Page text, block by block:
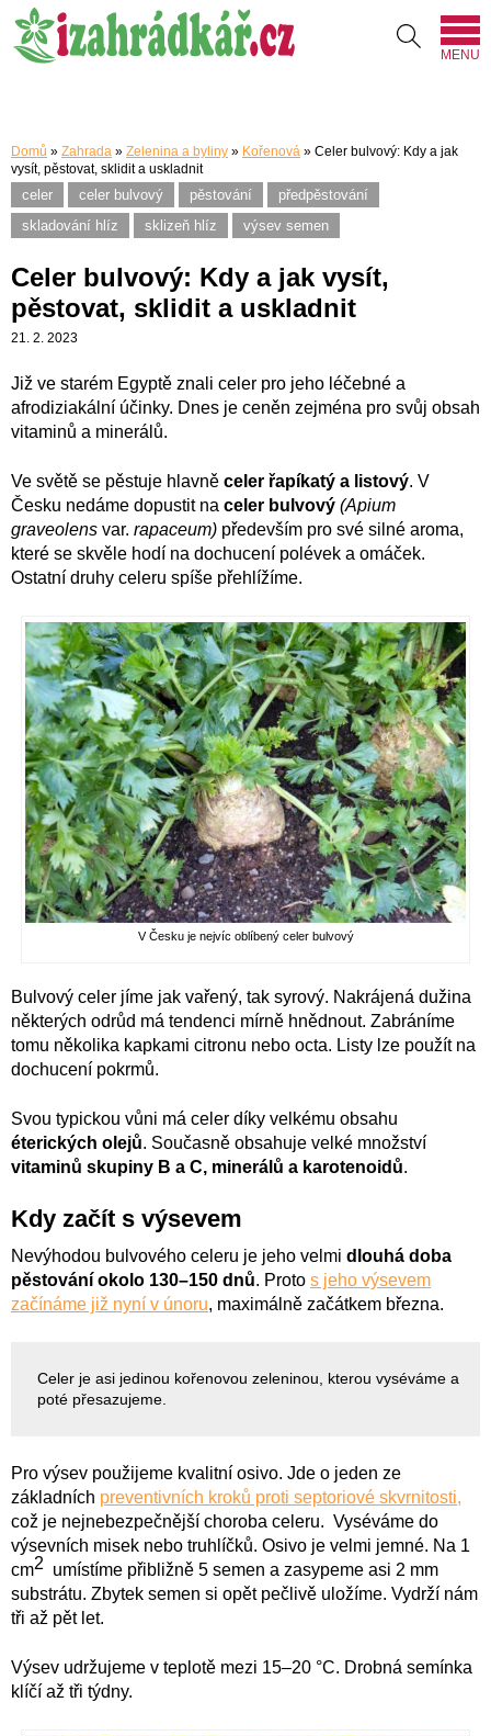
MENU
Domů » Zahrada » Zelenina a byliny » Kořenová » Celer bulvový: Kdy a jak
vysít, pěstovat, sklidit a uskladnit
celer celer bulvový pěstování
předpěstování
skladování hlíz
sklizeň hlíz výsev semen
Celer bulvový: Kdy a jak vysít,
pěstovat, sklidit a uskladnit
21. 2. 2023
Již ve starém Egyptě znali celer pro jeho léčebné a
afrodiziakální účinky. Dnes je ceněn zejména pro svůj obsah
vitaminů a minerálů.
Ve světě se pěstuje hlavně celer řapíkatý a listový. V
Česku nedáme dopustit na celer bulvový (Apium
graveolens var. rapaceum) především pro své silné aroma,
které se skvěle hodí na dochucení polévek a omáček.
Ostatní druhy celeru spíše přehlížíme.
V Česku je nejvíc oblíbený celer bulvový
Bulvový celer jíme jak vařený, tak syrový. Nakrájená dužina
některých odrůd má tendenci mírně hnědnout. Zabráníme
tomu několika kapkami citronu nebo octa. Listy lze použít na
dochucení pokrmů.
Svou typickou vůni má celer díky velkému obsahu
éterických olejů. Současně obsahuje velké množství
vitaminů skupiny B a C, minerálů a karotenoidů.
Kdy začít s výsevem
Nevýhodou bulvového celeru je jeho velmi dlouhá doba
pěstování okolo 130–150 dnů. Proto s jeho výsevem
začínáme již nyní v únoru, maximálně začátkem března.
Celer je asi jedinou kořenovou zeleninou, kterou vyséváme a
poté přesazujeme.
Pro výsev použijeme kvalitní osivo. Jde o jeden ze
základních preventivních kroků proti septoriové skvrnitosti,
což je nejnebezpečnější choroba celeru. Vyséváme do
výsevních misek nebo truhlíčků. Osivo je velmi jemné. Na 1
cm2 umístíme přibližně 5 semen a zasypeme asi 2 mm
substrátu. Zbytek semen si opět pečlivě uložíme. Vydrží nám
tři až pět let.
Výsev udržujeme v teplotě mezi 15–20 °C. Drobná semínka
klíčí až tři týdny.